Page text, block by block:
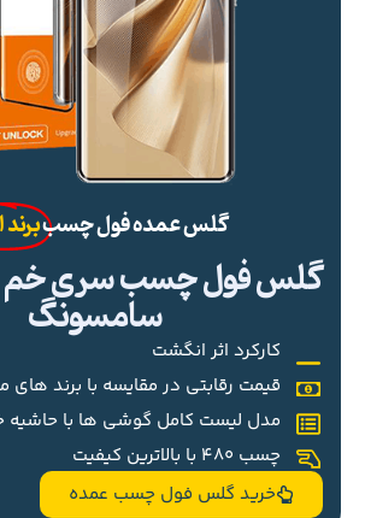
گلس عمده فول چسب
گلس فول چسب سری خم
سامسونگ
کارکرد اثر انگشت
قیمت رقابتی در مقایسه با برند های
مدل لیست کامل گوشی ها با حاشیه
چسب 480 با بالاترین کیفیت
خرید گلس فول چسب عمده